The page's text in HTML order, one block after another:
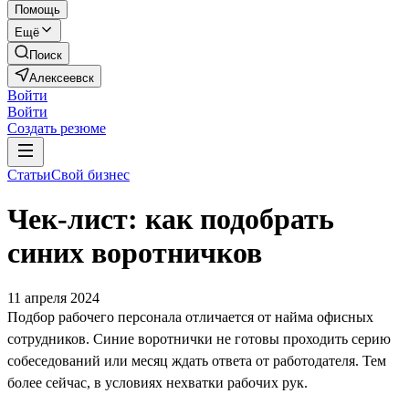
Помощь
Ещё
Поиск
Алексеевск
Войти
Войти
Создать резюме
СтатьиСвой бизнес
Чек-лист: как подобрать
синих воротничков
11 апреля 2024
Подбор рабочего персонала отличается от найма офисных
сотрудников. Синие воротнички не готовы проходить серию
собеседований или месяц ждать ответа от работодателя. Тем
более сейчас, в условиях нехватки рабочих рук.